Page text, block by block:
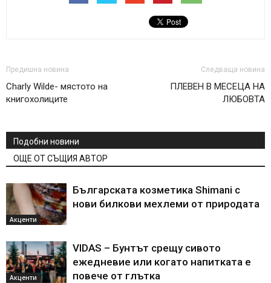
Предишна новина
Charly Wilde- мястото на
книгохолиците
Следваща новина
ПЛЕВЕН В МЕСЕЦА НА
ЛЮБОВТА
Подобни новини
ОЩЕ ОТ СЪЩИЯ АВТОР
Акценти
Българската козметика Shimani с
нови билкови мехлеми от природата
Акценти
VIDAS – Бунтът срещу сивото
ежедневие или когато напитката е
повече от глътка